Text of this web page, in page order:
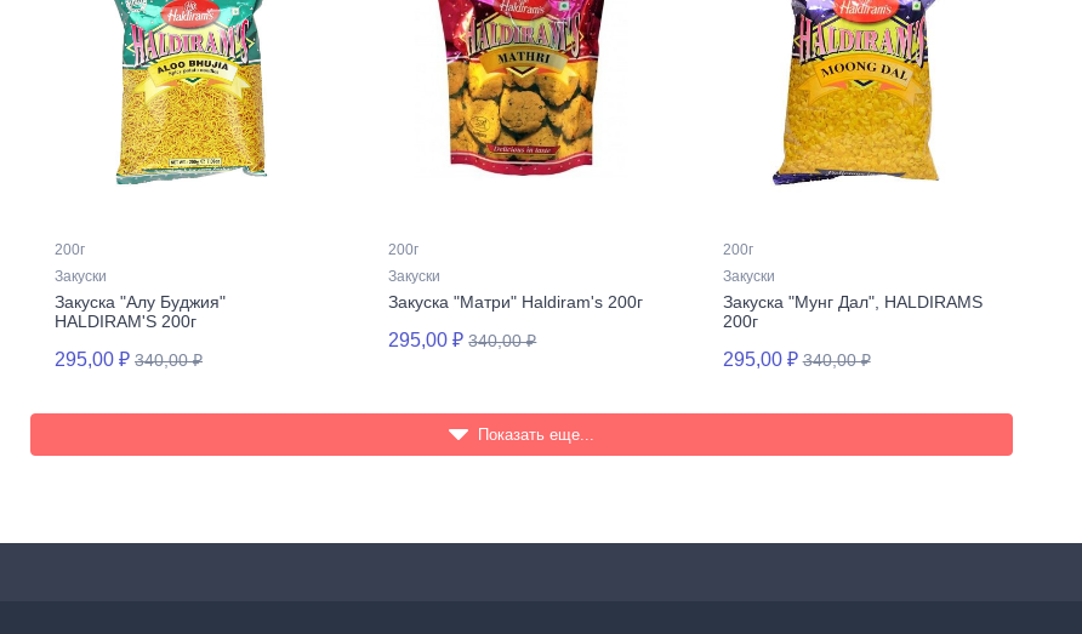
200г
Закуски
Закуска "Алу Буджия"
HALDIRAM'S 200г
295,00 ₽ 340,00 ₽
200г
Закуски
Закуска "Матри" Haldiram's 200г
295,00 ₽ 340,00 ₽
200г
Закуски
Закуска "Мунг Дал", HALDIRAMS
200г
295,00 ₽ 340,00 ₽
Показать еще...